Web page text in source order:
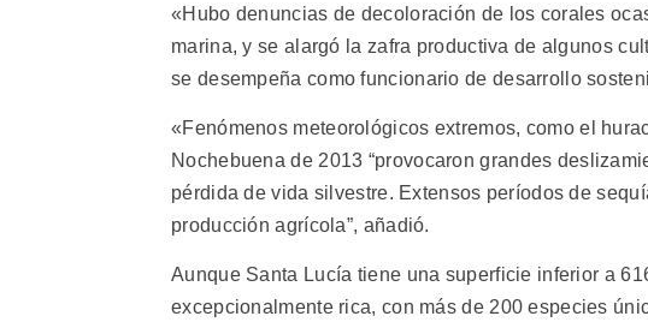
«Hubo denuncias de decoloración de los corales
marina, y se alargó la zafra productiva de algunos
se desempeña como funcionario de desarrollo
«Fenómenos meteorológicos extremos, como el
Nochebuena de 2013 “provocaron grandes
pérdida de vida silvestre. Extensos períodos de
producción agrícola”, añadió.
Aunque Santa Lucía tiene una superficie inferior a
excepcionalmente rica, con más de 200 especies